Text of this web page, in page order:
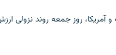
آمریکا، روز جمعه روند نزولی